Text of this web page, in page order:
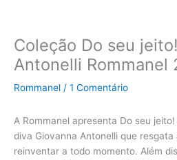
Coleção Do seu
Antonelli Rommanel
Rommanel / 1 Comentário
A Rommanel apresenta Do seu
diva Giovanna Antonelli que
reinventar a todo momento. Além